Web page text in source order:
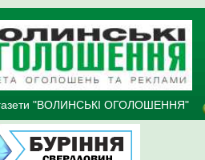
"ВОЛИНСЬКІ ОГОЛОШЕННЯ"